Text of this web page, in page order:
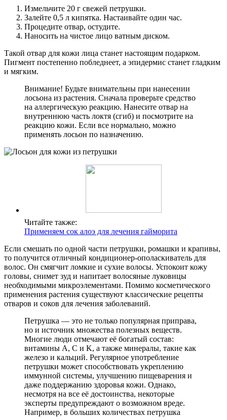
Измельчите 20 г свежей петрушки.
Залейте 0,5 л кипятка. Настаивайте один час.
Процедите отвар, остудите.
Наносить на чистое лицо ватным диском.
Такой отвар для кожи лица станет настоящим подарком.
Пигмент постепенно побледнеет, а эпидермис станет гладким
и мягким.
Внимание! Будьте внимательны при нанесении
лосьона из растения. Сначала проверьте средство
на аллергическую реакцию. Нанесите отвар на
внутреннюю часть локтя (сгиб) и посмотрите на
реакцию кожи. Если все нормально, можно
применять лосьон по назначению.
Читайте также:
Применяем сок алоэ для лечения гайморита
Если смешать по одной части петрушки, ромашки и крапивы,
то получится отличный кондиционер-ополаскиватель для
волос. Он смягчит ломкие и сухие волосы. Успокоит кожу
головы, снимет зуд и напитает волосяные луковицы
необходимыми микроэлементами. Помимо косметического
применения растения существуют классические рецепты
отваров и соков для лечения заболеваний.
Петрушка — это не только популярная приправа,
но и источник множества полезных веществ.
Многие люди отмечают её богатый состав:
витамины A, C и K, а также минералы, такие как
железо и кальций. Регулярное употребление
петрушки может способствовать укреплению
иммунной системы, улучшению пищеварения и
даже поддержанию здоровья кожи. Однако,
несмотря на все её достоинства, некоторые
эксперты предупреждают о возможном вреде.
Например, в больших количествах петрушка